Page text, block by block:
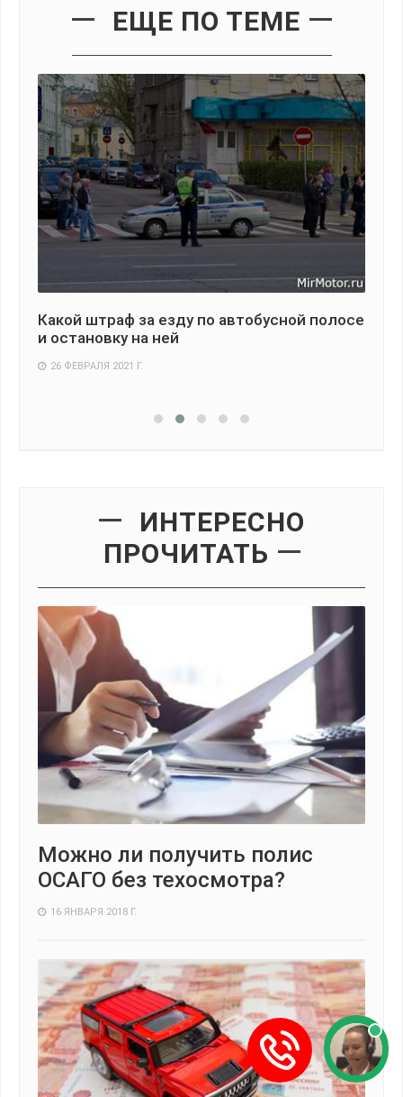
ЕЩЕ ПО ТЕМЕ
Какой штраф за езду по автобусной полосе
и остановку на ней
26 ФЕВРАЛЯ 2021 Г.
ИНТЕРЕСНО
ПРОЧИТАТЬ
Можно ли получить полис
ОСАГО без техосмотра?
16 ЯНВАРЯ 2018 Г.